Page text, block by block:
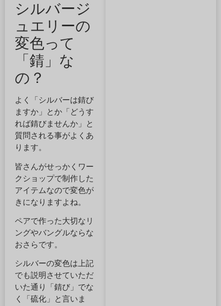
シルバージ
ュエリーの
変色って
「錆」な
の？
よく「シルバーは錆び
ますか」とか「どうす
れば錆びませんか」と
質問される事がよくあ
ります。
皆さんがせっかくワー
クショップで制作した
アイテムなので変色が
きになりますよね。
ペアで作った大切なリ
ングやバングルならな
おさらです。
シルバーの変色は上記
でも説明させていただ
いた通り「錆び」でな
く「硫化」と言いま